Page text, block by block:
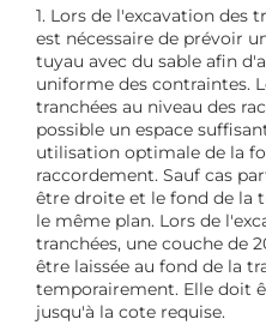
1. Lors de l'excavation des
est nécessaire de prévoir
tuyau avec du sable afin
uniforme des contraintes.
tranchées au niveau des
possible un espace
utilisation optimale de la
raccordement. Sauf cas
être droite et le fond de la
le même plan. Lors de
tranchées, une couche de
être laissée au fond de la
temporairement. Elle doit
jusqu'à la cote requise.